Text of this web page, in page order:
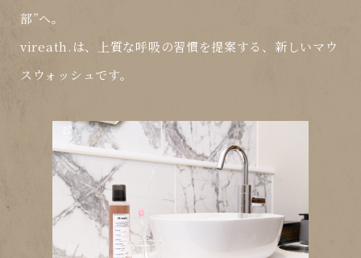
部”へ。
vireath.は、
上質な呼吸の習慣を提案する、新しいマウ
スウォッシュです。